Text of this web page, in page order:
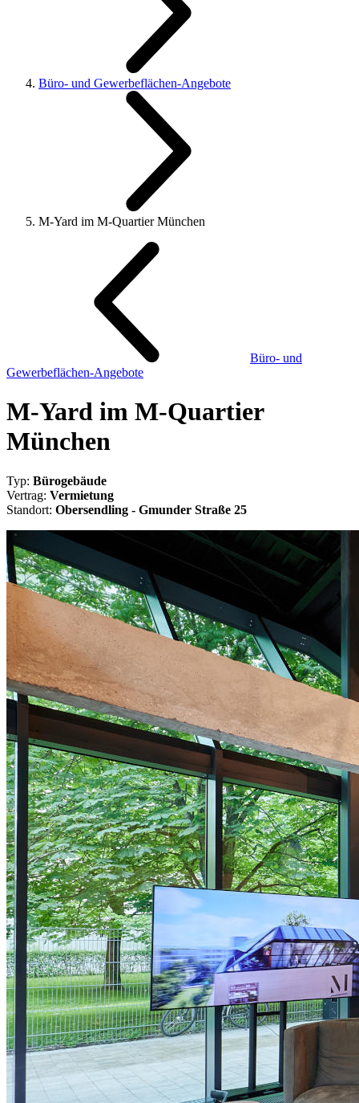
Büro- und Gewerbeflächen-Angebote
M-Yard im M-Quartier München
Büro- und
Gewerbeflächen-Angebote
M-Yard im M-Quartier
München
Typ: Bürogebäude
Vertrag: Vermietung
Standort: Obersendling - Gmunder Straße 25